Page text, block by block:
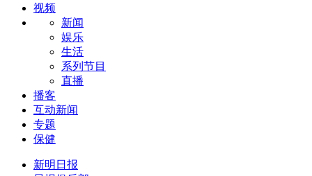
视频
新闻
娱乐
生活
系列节目
直播
播客
互动新闻
专题
保健
新明日报